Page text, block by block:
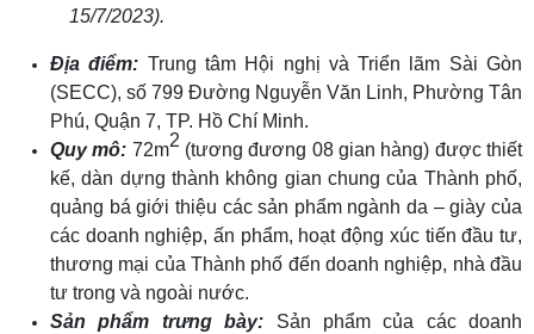
15/7/2023).
Địa điểm: Trung tâm Hội nghị và Triển lãm Sài Gòn
(SECC), số 799 Đường Nguyễn Văn Linh, Phường Tân
Phú, Quận 7, TP. Hồ Chí Minh.
Quy mô: 72m2 (tương đương 08 gian hàng) được thiết
kế, dàn dựng thành không gian chung của Thành phố,
quảng bá giới thiệu các sản phẩm ngành da – giày của
các doanh nghiệp, ấn phẩm, hoạt động xúc tiến đầu tư,
thương mại của Thành phố đến doanh nghiệp, nhà đầu
tư trong và ngoài nước.
Sản phẩm trưng bày: Sản phẩm của các doanh